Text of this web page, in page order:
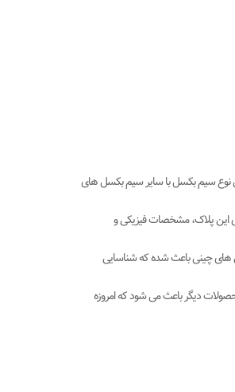
نوع سیم بکسل با سایر سیم بکسل های
این پلاک، مشخصات فیزیکی و
های چینی باعث شده که شناسایی
دیگر باعث می شود که امروزه